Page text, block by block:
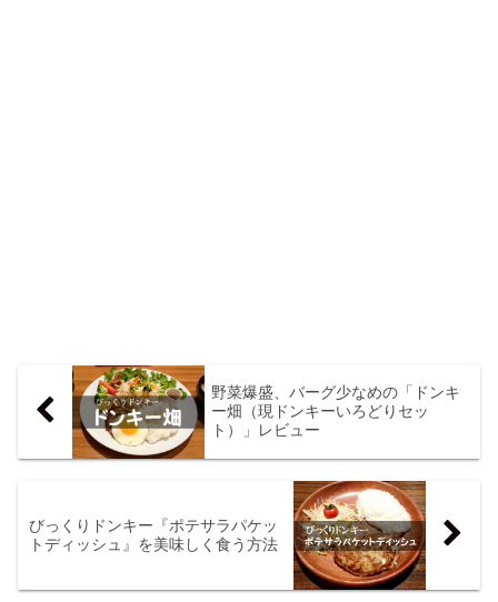
野菜爆盛、バーグ少なめの「ドンキ
ー畑（現ドンキーいろどりセッ
ト）」レビュー
びっくりドンキー『ポテサラパケッ
トディッシュ』を美味しく食う方法